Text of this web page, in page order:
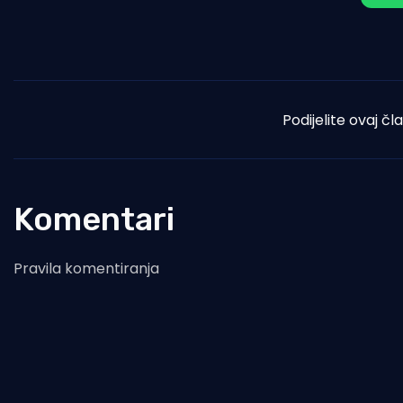
Podijelite ovaj
Komentari
Pravila komentiranja